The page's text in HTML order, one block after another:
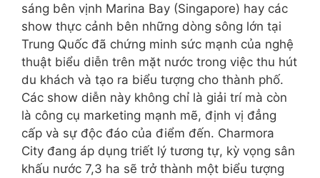
sáng bên vịnh Marina Bay (Singapore) hay các
show thực cảnh bên những dòng sông lớn tại
Trung Quốc đã chứng minh sức mạnh của nghệ
thuật biểu diễn trên mặt nước trong việc thu hút
du khách và tạo ra biểu tượng cho thành phố.
Các show diễn này không chỉ là giải trí mà còn
là công cụ marketing mạnh mẽ, định vị đẳng
cấp và sự độc đáo của điểm đến. Charmora
City đang áp dụng triết lý tương tự, kỳ vọng sân
khấu nước 7,3 ha sẽ trở thành một biểu tượng